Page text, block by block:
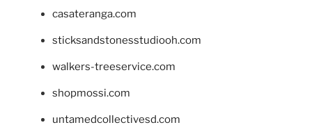
casateranga.com
sticksandstonesstudiooh.com
walkers-treeservice.com
shopmossi.com
untamedcollectivesd.com